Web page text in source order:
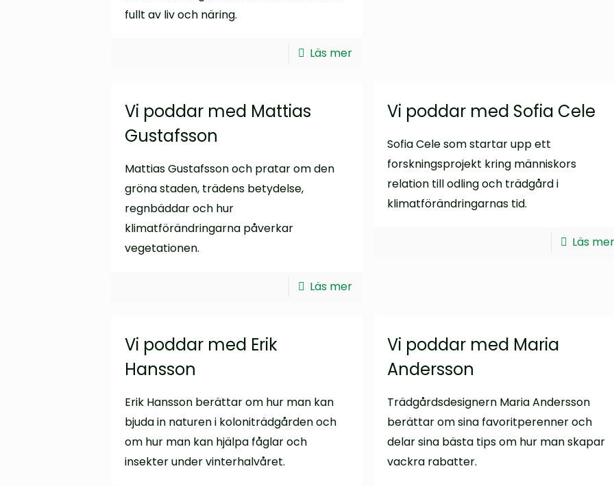
fullt av liv och näring.
Läs mer
Vi poddar med Mattias
Gustafsson
Mattias Gustafsson och pratar om den
gröna staden, trädens betydelse,
regnbäddar och hur
klimatförändringarna påverkar
vegetationen.
Läs mer
Vi poddar med Sofia Cele
Sofia Cele som startar upp ett
forskningsprojekt kring människors
relation till odling och trädgård i
klimatförändringarnas tid.
Läs
Vi poddar med Erik
Hansson
Erik Hansson berättar om hur man kan
bjuda in naturen i koloniträdgården och
om hur man kan hjälpa fåglar och
insekter under vinterhalvåret.
Vi poddar med Maria
Andersson
Trädgårdsdesignern Maria Andersson
berättar om sina favoritperenner och
delar sina bästa tips om hur man skapar
vackra rabatter.